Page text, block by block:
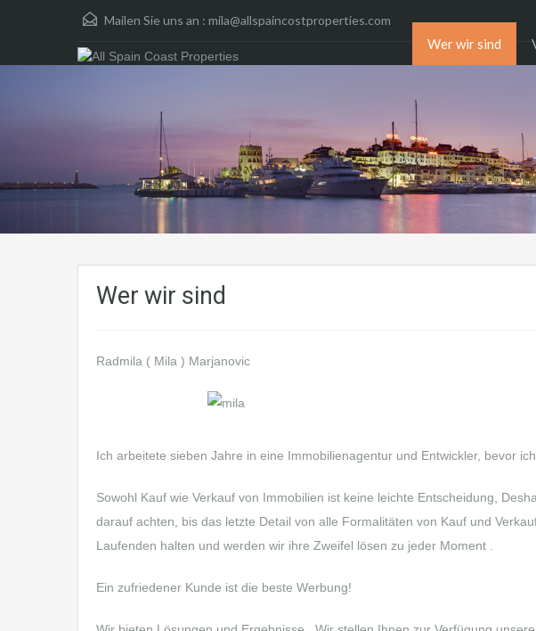
Mailen Sie uns an : mila@allspaincostproperties.com
Wer wir sind
Wer wir sind
Radmila ( Mila ) Marjanovic
Ich arbeitete sieben Jahre in eine Immobilienagentur und Entwickler, bevor
Sowohl Kauf wie Verkauf von Immobilien ist keine leichte Entscheidung,
darauf achten, bis das letzte Detail von alle Formalitäten von Kauf und
Laufenden halten und werden wir ihre Zweifel lösen zu jeder Moment .
Ein zufriedener Kunde ist die beste Werbung!